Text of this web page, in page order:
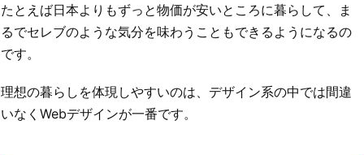
たとえば日本よりもずっと物価が安いところに暮らして、ま
るでセレブのような気分を味わうこともできるようになるの
です。
理想の暮らしを体現しやすいのは、デザイン系の中では間違
いなくWebデザインが一番です。